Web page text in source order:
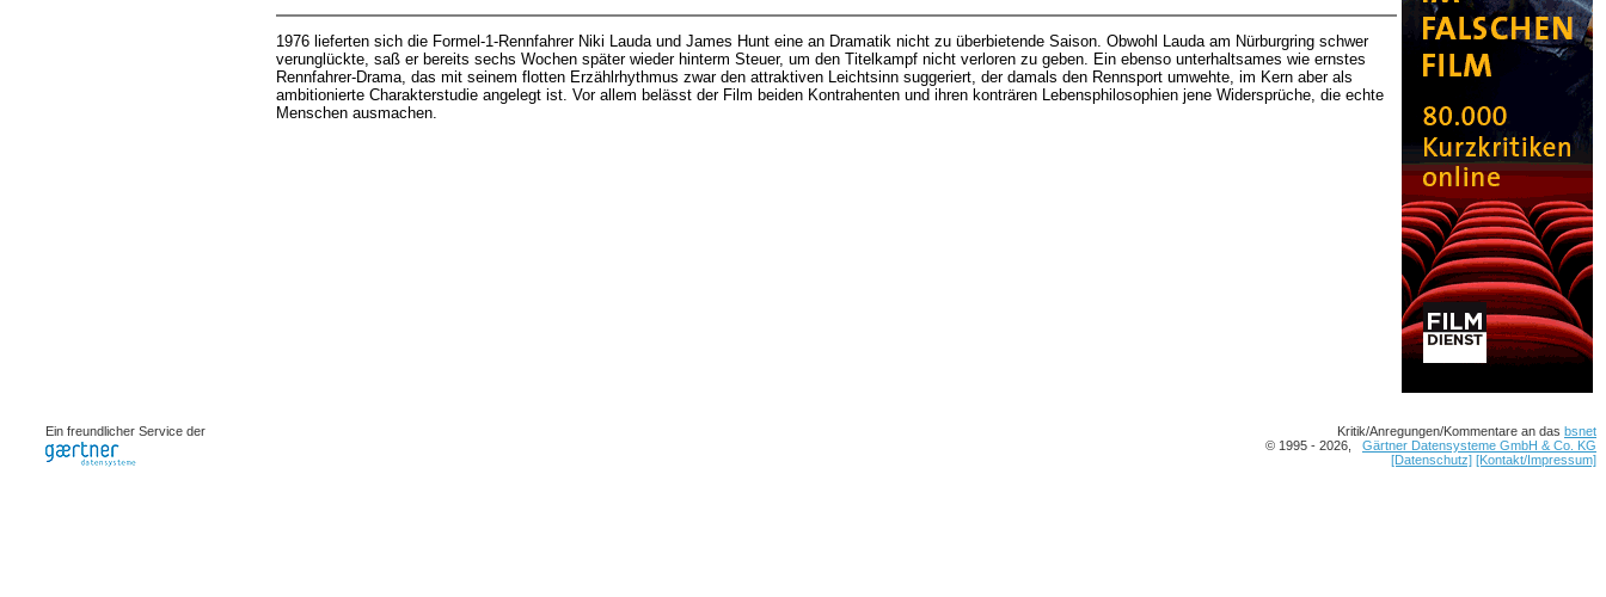
1976 lieferten sich die Formel-1-Rennfahrer Niki Lauda und James Hunt eine an Dramatik nicht zu überbietende Saison. Obwohl Lauda am Nürburgring schwer
verunglückte, saß er bereits sechs Wochen später wieder hinterm Steuer, um den Titelkampf nicht verloren zu geben. Ein ebenso unterhaltsames wie ernstes
Rennfahrer-Drama, das mit seinem flotten Erzählrhythmus zwar den attraktiven Leichtsinn suggeriert, der damals den Rennsport umwehte, im Kern aber als
ambitionierte Charakterstudie angelegt ist. Vor allem belässt der Film beiden Kontrahenten und ihren konträren Lebensphilosophien jene Widersprüche, die echte
Menschen ausmachen.
Ein freundlicher Service der Kritik/Anregungen/Kommentare an das bsnet
© 1995 - 2026, Gärtner Datensysteme GmbH & Co. KG
[Datenschutz] [Kontakt/Impressum]